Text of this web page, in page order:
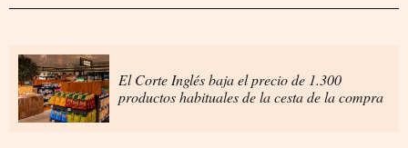
El Corte Inglés baja el precio de 1.300
productos habituales de la cesta de la compra